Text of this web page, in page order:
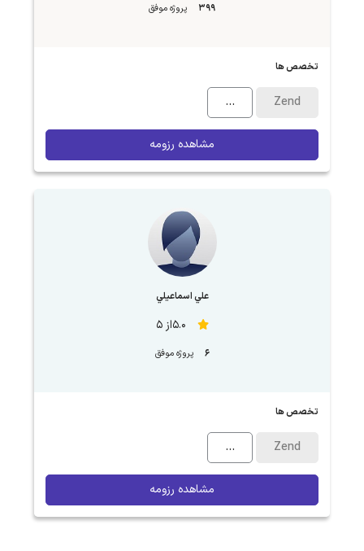
399 پروژه موفق
تخصص ها
Zend
...
مشاهده رزومه
علي اسماعيلي
5.0از 5
6 پروژه موفق
تخصص ها
Zend
...
مشاهده رزومه